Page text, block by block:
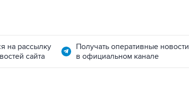
на рассылку
сайта
Получать оперативные новости
в официальном канале